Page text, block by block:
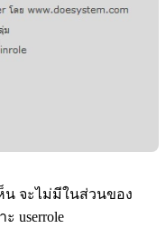
น จะไม่มีในส่วนของ
userrole